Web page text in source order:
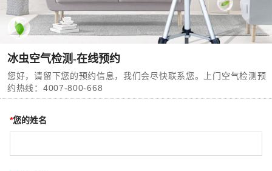
冰虫空气检测-在线预约
您好，请留下您的预约信息，我们会尽快联系您。上门空气检测预
约热线： 4007-800-668
*您的姓名